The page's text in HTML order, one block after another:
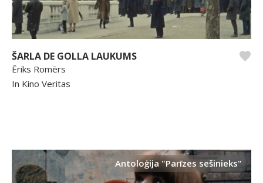
ŠARLA DE GOLLA LAUKUMS
Ēriks Romērs
In Kino Veritas
Antoloģija "Parīzes sešinieks"